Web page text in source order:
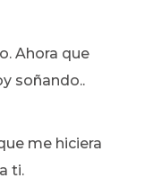
Ahora que
soñando..
me hiciera
ti.